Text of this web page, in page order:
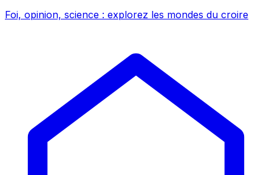
Foi, opinion, science : explorez les mondes du croire